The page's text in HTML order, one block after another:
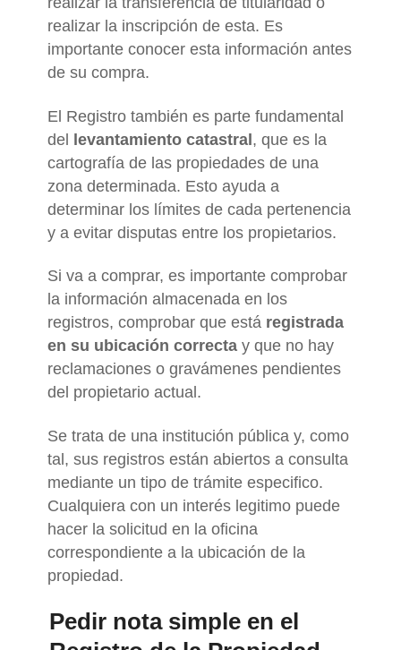
realizar la inscripción de esta. Es
importante conocer esta información antes
de su compra.
El Registro también es parte fundamental
del levantamiento catastral, que es la
cartografía de las propiedades de una
zona determinada. Esto ayuda a
determinar los límites de cada pertenencia
y a evitar disputas entre los propietarios.
Si va a comprar, es importante comprobar
la información almacenada en los
registros, comprobar que está registrada
en su ubicación correctay que no hay
reclamaciones o gravámenes pendientes
del propietario actual.
Se trata de una institución pública y, como
tal, sus registros están abiertos a consulta
mediante un tipo de trámite especifico.
Cualquiera con un interés legitimo puede
hacer la solicitud en la oficina
correspondiente a la ubicación de la
propiedad.
Pedir nota simple en el